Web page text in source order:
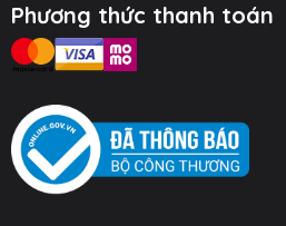
Phương thức thanh toán